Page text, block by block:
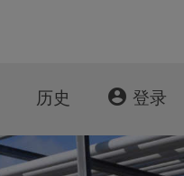
历史 account_circle 登录